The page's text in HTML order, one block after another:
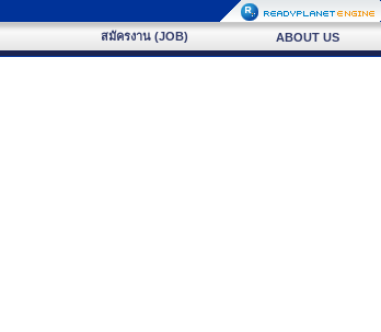
สมัครงาน (JOB) ABOUT US